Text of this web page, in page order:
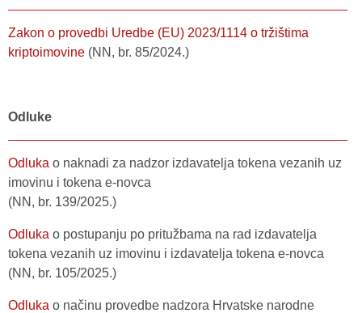
Zakon o provedbi Uredbe (EU) 2023/1114 o tržištima
kriptoimovine (NN, br. 85/2024.)
Odluke
Odluka o naknadi za nadzor izdavatelja tokena vezanih uz
imovinu i tokena e-novca
(NN, br. 139/2025.)
Odluka o postupanju po pritužbama na rad izdavatelja
tokena vezanih uz imovinu i izdavatelja tokena e-novca
(NN, br. 105/2025.)
Odluka o načinu provedbe nadzora Hrvatske narodne